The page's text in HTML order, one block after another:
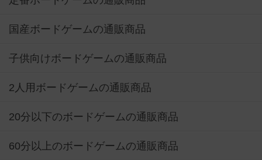
国産ボードゲームの通販商品
子供向けボードゲームの通販商品
2人用ボードゲームの通販商品
20分以下のボードゲームの通販商品
60分以上のボードゲームの通販商品